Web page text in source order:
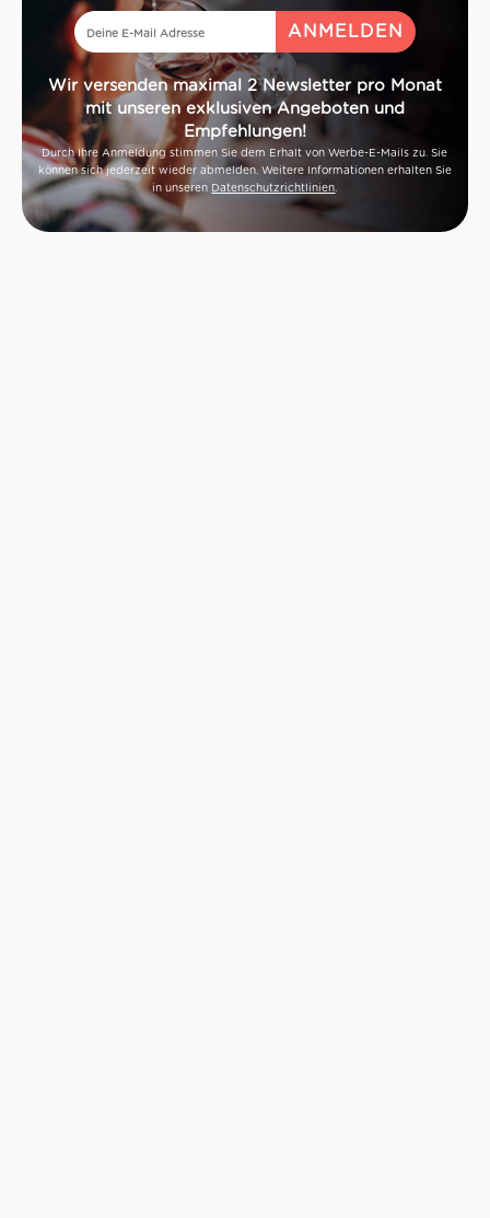
Wir versenden maximal 2 Newsletter pro Monat
mit unseren exklusiven Angeboten und
Empfehlungen!
Durch Ihre Anmeldung stimmen Sie dem Erhalt von Werbe-E-Mails zu. Sie
können sich jederzeit wieder abmelden. Weitere Informationen erhalten Sie
in unseren Datenschutzrichtlinien.